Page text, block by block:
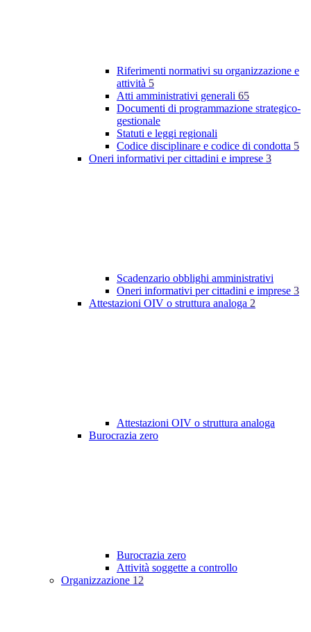
Riferimenti normativi su organizzazione e
attività 5
Atti amministrativi generali 65
Documenti di programmazione strategico-
gestionale
Statuti e leggi regionali
Codice disciplinare e codice di condotta 5
Oneri informativi per cittadini e imprese 3
Scadenzario obblighi amministrativi
Oneri informativi per cittadini e imprese 3
Attestazioni OIV o struttura analoga 2
Attestazioni OIV o struttura analoga
Burocrazia zero
Burocrazia zero
Attività soggette a controllo
Organizzazione 12